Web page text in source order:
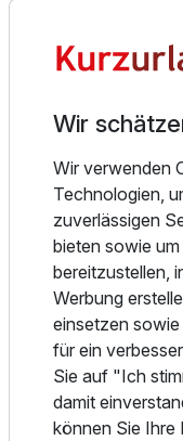
Menschen? Dann
Der Empfang findet
Unser Hotel ist
erreichen Sie zu
Restaurants: Zum
sind es 500 Meter
Alle Zimmer sind
einem anderen
Ruhrgebietsthemen,
oder James Bond.
Starten Sie den Tag
Wir
Wir verwenden
Technologien,
zuverlässigen
bieten sowie
bereitzustellen,
Werbung
einsetzen
für ein
Sie auf "Ich
damit
können Sie Ihre